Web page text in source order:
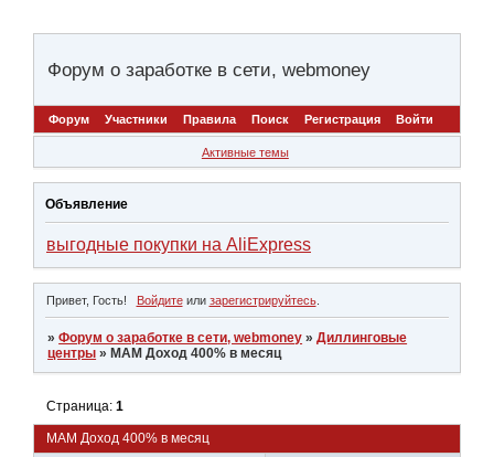
Форум о заработке в сети, webmoney
Форум Участники Правила Поиск Регистрация Войти
Активные темы
Объявление
выгодные покупки на AliExpress
Привет, Гость! Войдитеили зарегистрируйтесь.
»Форум о заработке в сети, webmoney »Диллинговые
центры » МАМ Доход 400% в месяц
МАМ Доход 400% в месяц
Страница:1